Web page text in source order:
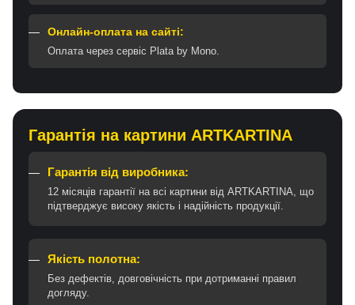
Онлайн-оплата на сайті:
Оплата через сервіс Plata by Mono.
Гарантія на картини ARTKARTINA
Гарантія від виробника:
12 місяців гарантії на всі картини від ARTKARTINA, що
підтверджує високу якість і надійність продукції.
Якість полотна:
Без дефектів, довговічність при дотриманні правил
догляду.